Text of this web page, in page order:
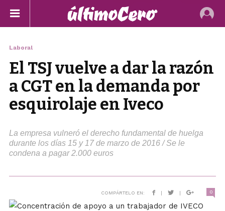
Laboral
El TSJ vuelve a dar la razón
a CGT en la demanda por
esquirolaje en Iveco
La empresa vulneró el derecho fundamental de huelga
durante los días 15 y 17 de marzo de 2016 / Se le
condena a pagar 2.000 euros
COMPÁRTELO EN: | | 0